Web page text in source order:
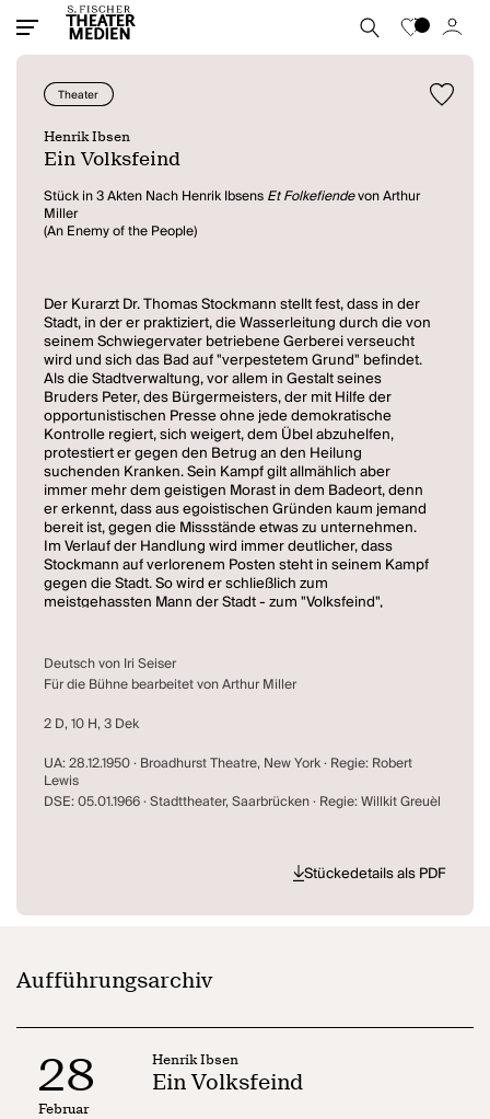
Theater
Henrik Ibsen
Ein Volksfeind
Stück in 3 Akten Nach Henrik IbsensEt Folkefiendevon Arthur
Miller
(An Enemy of the People)
Der Kurarzt Dr. Thomas Stockmann stellt fest, dass in der
Stadt, in der er praktiziert, die Wasserleitung durch die von
seinem Schwiegervater betriebene Gerberei verseucht
wird und sich das Bad auf "verpestetem Grund" befindet.
Als die Stadtverwaltung, vor allem in Gestalt seines
Bruders Peter, des Bürgermeisters, der mit Hilfe der
opportunistischen Presse ohne jede demokratische
Kontrolle regiert, sich weigert, dem Übel abzuhelfen,
protestiert er gegen den Betrug an den Heilung
suchenden Kranken. Sein Kampf gilt allmählich aber
immer mehr dem geistigen Morast in dem Badeort, denn
er erkennt, dass aus egoistischen Gründen kaum jemand
bereit ist, gegen die Missstände etwas zu unternehmen.
Im Verlauf der Handlung wird immer deutlicher, dass
Stockmann auf verlorenem Posten steht in seinem Kampf
gegen die Stadt. So wird er schließlich zum
meistgehassten Mann der Stadt - zum "Volksfeind",
weil er sich in einen geistigen Aristokratismus versteigt.
Das Ende des Dramas, das den Badearzt in die geistige
Nähe von Schiller und Nietzsche führt, ist von Ambivalenz
getragen: Mut und Unnachgiebigkeit werden als positive
warnt das Stück gleichzeitig davor, sich in elitärer Weise
gänzlich vom Volk abzuwenden.
Deutsch von Iri Seiser
Für die Bühne bearbeitet von Arthur Miller
2 D, 10 H, 3 Dek
UA: 28.12.1950 · Broadhurst Theatre, New York · Regie: Robert
Lewis
DSE: 05.01.1966 · Stadttheater, Saarbrücken · Regie: Willkit Greuèl
Stückedetails als PDF
Aufführungsarchiv
28
Februar
Henrik Ibsen
Ein Volksfeind